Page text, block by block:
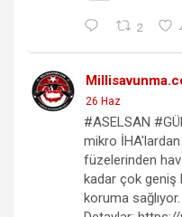
2
26 Haz
#ASELSAN
mikro
füzelerinden
kadar çok geniş
koruma sağlıyor.